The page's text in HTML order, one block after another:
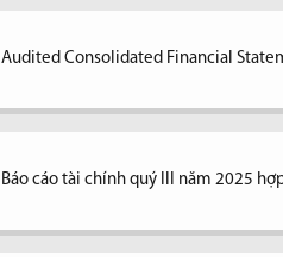
Audited Consolidated Financial
Báo cáo tài chính quý III năm 2025